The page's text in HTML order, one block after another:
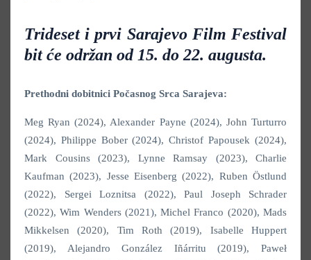
Trideset i prvi Sarajevo Film Festival
bit će održan od 15. do 22. augusta.
Prethodni dobitnici Počasnog Srca Sarajeva:
Meg Ryan (2024), Alexander Payne (2024), John Turturro
(2024), Philippe Bober (2024), Christof Papousek (2024),
Mark Cousins (2023), Lynne Ramsay (2023), Charlie
Kaufman (2023), Jesse Eisenberg (2022), Ruben Östlund
(2022), Sergei Loznitsa (2022), Paul Joseph Schrader
(2022), Wim Wenders (2021), Michel Franco (2020), Mads
Mikkelsen (2020), Tim Roth (2019), Isabelle Huppert
(2019), Alejandro González Iñárritu (2019), Paweł